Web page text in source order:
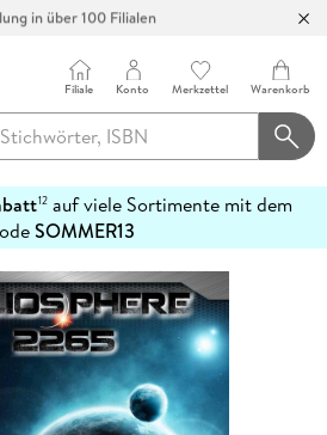
in über 100 Filialen
Filiale Konto Merkzettel Warenkorb
12auf viele Sortimente mit dem
SOMMER13